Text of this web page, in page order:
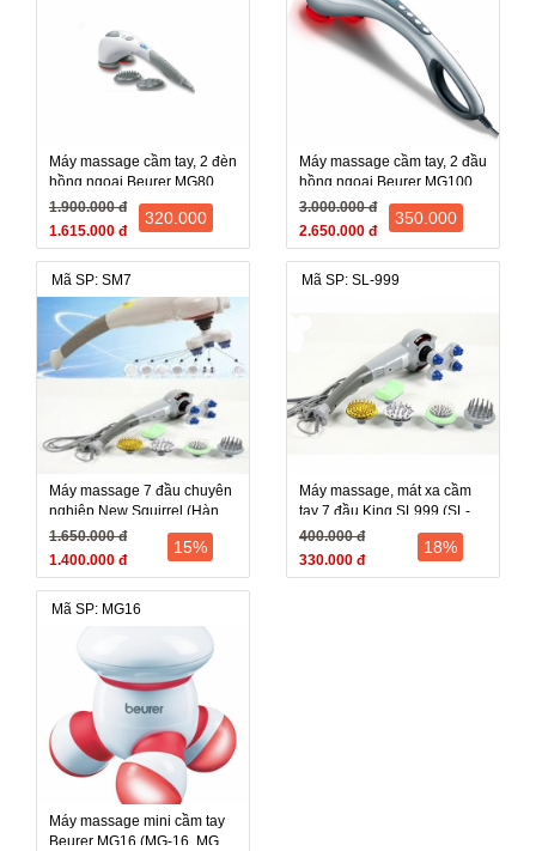
Máy massage cầm tay, 2 đèn
hồng ngoại Beurer MG80
(MG-80, MG 80) - Đức
1.900.000 đ
1.615.000 đ
320.000
Máy massage cầm tay, 2 đầu
hồng ngoại Beurer MG100
(MG-100, MG 100) - Đức
3.000.000 đ
2.650.000 đ
350.000
Mã SP: SM7
Máy massage 7 đầu chuyên
nghiệp New Squirrel (Hàn
Quốc)
1.650.000 đ
1.400.000 đ
15%
Mã SP: SL-999
Máy massage, mát xa cầm
tay 7 đầu King SL999 (SL-
999, SL 999) - Trung Quốc
400.000 đ
330.000 đ
18%
Mã SP: MG16
Máy massage mini cầm tay
Beurer MG16 (MG-16, MG